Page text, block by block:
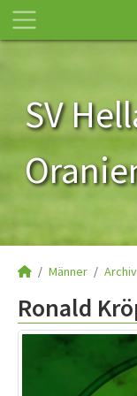
SV
Männer Archiv
Ronald